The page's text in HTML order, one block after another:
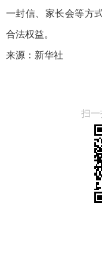
一封信、家长会等方
合法权益。
来源：新华社
扫